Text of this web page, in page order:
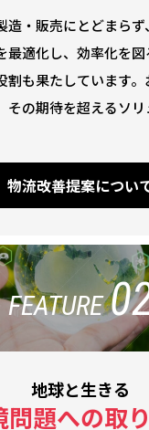
造・販売にとどまら
最適化し、効率化を
割も果たしています
その期待を超えるソ
物流改善提案につい
FEATURE
地球と生きる
問題への取